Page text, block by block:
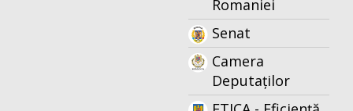
Romaniei
Senat
Camera
Deputaților